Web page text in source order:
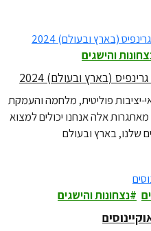
והישגים
(בארץ ובעולם) 2024
אי-יציבות פוליטית, מלחמה והעמקת
אלה אנחנו יכולים למצוא
שלנו, בארץ ובעולם
נצחונות והישגים